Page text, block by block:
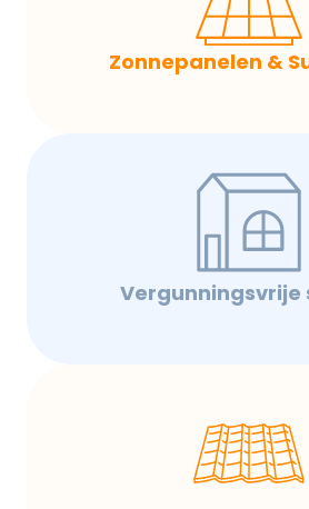
Zonnepanelen &
Vergunningsvrije